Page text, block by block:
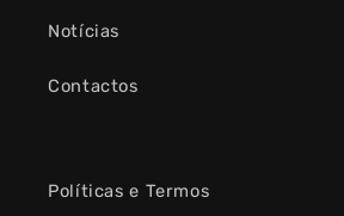
Notícias
Contactos
Políticas e Termos